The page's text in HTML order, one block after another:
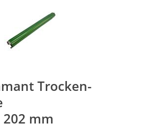
Trocken-
mm